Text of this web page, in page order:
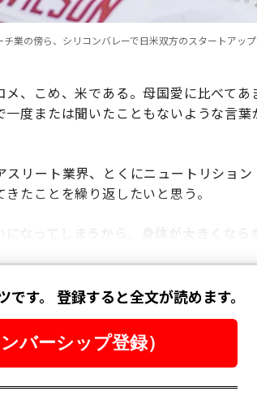
業の傍ら、シリコンバレーで日米双方のスタートアッ
、こめ、米である。母国愛に比べてあ
度または聞いたこともないような言葉
リート業界、とくにニュートリショ
たことを繰り返したいと思う。
なってしまうから、身体が大きくなら